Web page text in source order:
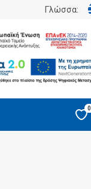
Γλώσσα:
0